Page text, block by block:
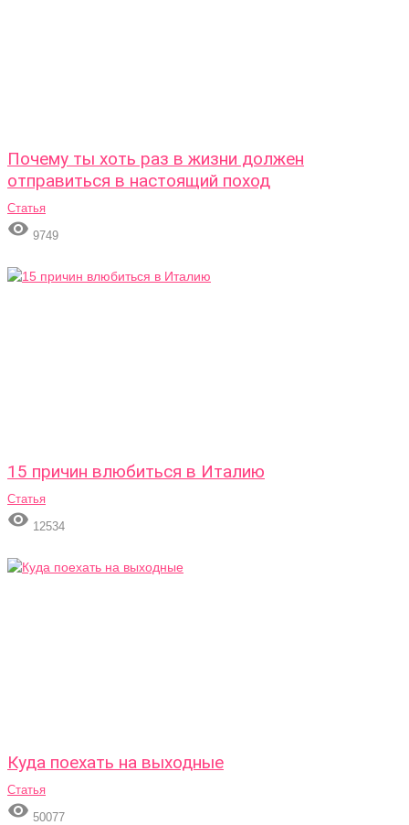
Почему ты хоть раз в жизни должен
отправиться в настоящий поход
Статья
 9749
15 причин влюбиться в Италию
Статья
 12534
Куда поехать на выходные
Статья
 50077